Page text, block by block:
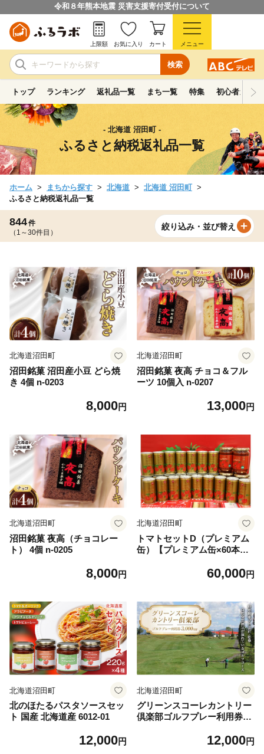
令和８年熊本地震 災害支援寄付受付について
検索
上限額 お気に入り カート メニュー
トップ ランキング 返礼品一覧 まち一覧 特集 初心者ガイド
- 北海道 沼田町 -
ふるさと納税返礼品一覧
ホーム まちから探す 北海道
北海道 沼田町
ふるさと納税返礼品一覧
844件
（1～30件目）
絞り込み・並び替え
北海道沼田町
沼田銘菓 沼田産小豆 どら焼
き 4個 n-0203
8,000円
北海道沼田町
沼田銘菓 夜高 チョコ＆フル
ーツ 10個入 n-0207
13,000円
北海道沼田町
沼田銘菓 夜高（チョコレー
ト） 4個 n-0205
8,000円
北海道沼田町
トマトセットD（プレミアム
缶）【プレミアム缶×60本、
存料 無添加 国産 北海道産 と
60,000円
北海道沼田町
北のほたるパスタソースセッ
ト 国産 北海道産 6012-01
12,000円
北海道沼田町
グリーンスコーレカントリー
倶楽部ゴルフプレー利用券
12,000円